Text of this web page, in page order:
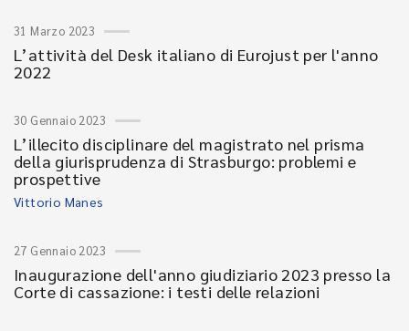
31 Marzo 2023
L’attività del Desk italiano di Eurojust per l'anno
2022
30 Gennaio 2023
L’illecito disciplinare del magistrato nel prisma
della giurisprudenza di Strasburgo: problemi e
prospettive
Vittorio Manes
27 Gennaio 2023
Inaugurazione dell'anno giudiziario 2023 presso la
Corte di cassazione: i testi delle relazioni